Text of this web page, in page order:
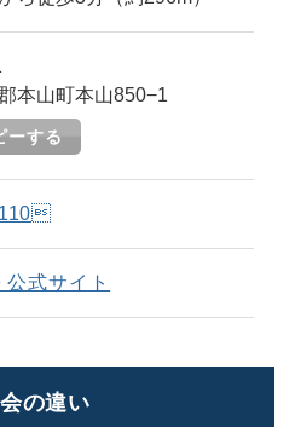
本山町本山850−1
ーする
式サイト
の違い